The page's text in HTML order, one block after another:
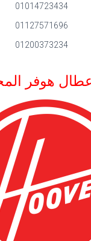
01014723434
01127571696
01200373234
هوفر